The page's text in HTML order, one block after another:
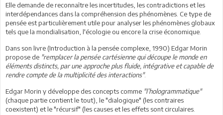
Elle demande de reconnaître les incertitudes, les contradictions et les
interdépendances dans la compréhension des phénomènes. Ce type de
pensée est particulièrement utile pour analyser les phénomènes globaux
tels que la mondialisation, l'écologie ou encore la crise économique.
Dans son livre (Introduction à la pensée complexe, 1990) Edgar Morin
propose de "remplacer la pensée cartésienne qui découpe le monde en
éléments distincts, par une approche plus fluide, intégrative et capable de
rendre compte de la multiplicité des interactions".
Edgar Morin y développe des concepts comme "l’hologrammatique"
(chaque partie contient le tout), le "dialogique" (les contraires
coexistent) et le "récursif" (les causes et les effets sont circulaires.